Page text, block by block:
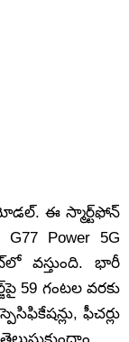
ఈ స్మార్ట్‌ఫోన్
Power 5G
వస్తుంది. భారీ
59 గంటల వరకు
ఫీచర్లు